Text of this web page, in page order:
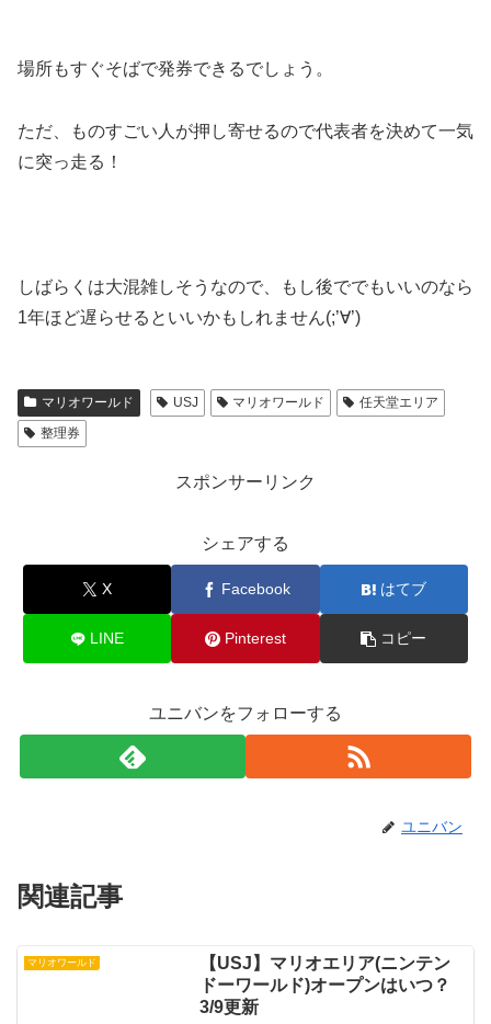
場所もすぐそばで発券できるでしょう。
ただ、ものすごい人が押し寄せるので代表者を決めて一気
に突っ走る！
しばらくは大混雑しそうなので、もし後ででもいいのなら
1年ほど遅らせるといいかもしれません(;’∀’)
マリオワールド USJ マリオワールド
任天堂エリア
整理券
スポンサーリンク
シェアする
X Facebook はてブ
LINE Pinterest コピー
ユニバンをフォローする
ユニバン
関連記事
マリオワールド
【USJ】マリオエリア(ニンテン
ドーワールド)オープンはいつ？
3/9更新